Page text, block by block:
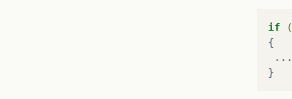
if (
...